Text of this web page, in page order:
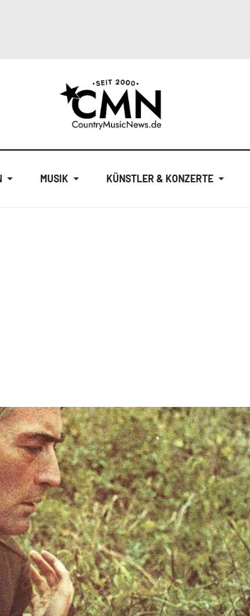
MUSIK KÜNSTLER & KONZERTE